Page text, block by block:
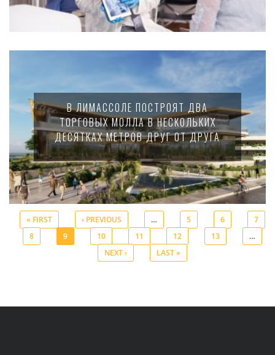
В ЛИМАССОЛЕ ПОСТРОЯТ ДВА
ТОРГОВЫХ МОЛЛА В НЕСКОЛЬКИХ
ДЕСЯТКАХ МЕТРОВ ДРУГ ОТ ДРУГА
Pages
« FIRST ‹ PREVIOUS … 5 6
7
8
9 10 11 12 13
…
NEXT ›
LAST »